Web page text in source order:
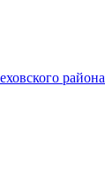
района